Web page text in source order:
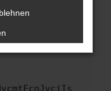
werden
Du kannst
uns bei der